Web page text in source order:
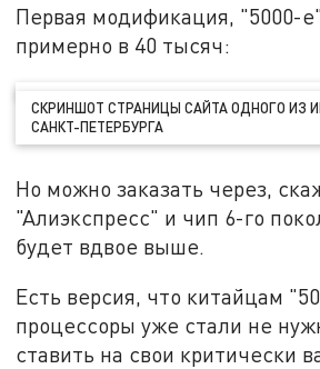
Первая модификация, "5000-
примерно в 40 тысяч:
СКРИНШОТ СТРАНИЦЫ САЙТА ОДНОГО ИЗ
САНКТ-ПЕТЕРБУРГА
Но можно заказать через,
"Алиэкспресс" и чип 6-го
будет вдвое выше.
Есть версия, что китайцам
процессоры уже стали не
ставить на свои критически